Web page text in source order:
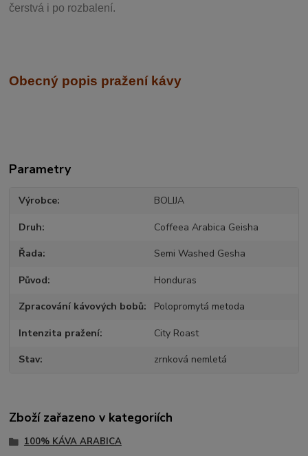
čerstvá i po rozbalení.
Obecný popis pražení kávy
Parametry
Výrobce BOLIJA
Druh Coffeea Arabica Geisha
Řada Semi Washed Gesha
Původ Honduras
Zpracování kávových bobů Polopromytá metoda
Intenzita pražení City Roast
Stav zrnková nemletá
Zboží zařazeno v kategoriích
100% KÁVA ARABICA